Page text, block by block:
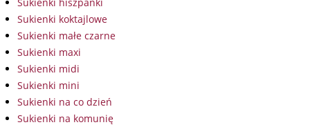
Sukienki koktajlowe
Sukienki małe czarne
Sukienki maxi
Sukienki midi
Sukienki mini
Sukienki na co dzień
Sukienki na komunię